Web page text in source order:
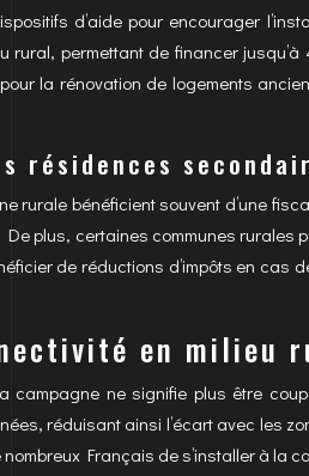
d’aide pour encourager
rural, permettant de financer
la rénovation de logements
résidences
rurale bénéficient souvent d’une
plus, certaines communes
de réductions d’impôts en
en milieu
campagne ne signifie plus être
réduisant ainsi l’écart avec les
Français de s’installer à la